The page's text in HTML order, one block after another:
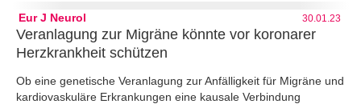
Eur J Neurol 30.01.23
Veranlagung zur Migräne könnte vor koronarer
Herzkrankheit schützen
Ob eine genetische Veranlagung zur Anfälligkeit für Migräne und
kardiovaskuläre Erkrankungen eine kausale Verbindung